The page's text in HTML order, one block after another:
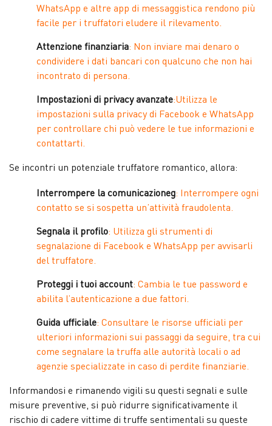
WhatsApp e altre app di messaggistica rendono più
facile per i truffatori eludere il rilevamento.
Attenzione finanziaria: Non inviare mai denaro o
condividere i dati bancari con qualcuno che non hai
incontrato di persona.
Impostazioni di privacy avanzate:Utilizza le
impostazioni sulla privacy di Facebook e WhatsApp
per controllare chi può vedere le tue informazioni e
contattarti.
Se incontri un potenziale truffatore romantico, allora:
Interrompere la comunicazioneg: Interrompere ogni
contatto se si sospetta un’attività fraudolenta.
Segnala il profilo: Utilizza gli strumenti di
segnalazione di Facebook e WhatsApp per avvisarli
del truffatore.
Proteggi i tuoi account: Cambia le tue password e
abilita l’autenticazione a due fattori.
Guida ufficiale: Consultare le risorse ufficiali per
ulteriori informazioni sui passaggi da seguire, tra cui
come segnalare la truffa alle autorità locali o ad
agenzie specializzate in caso di perdite finanziarie.
Informandosi e rimanendo vigili su questi segnali e sulle
misure preventive, si può ridurre significativamente il
rischio di cadere vittime di truffe sentimentali su queste